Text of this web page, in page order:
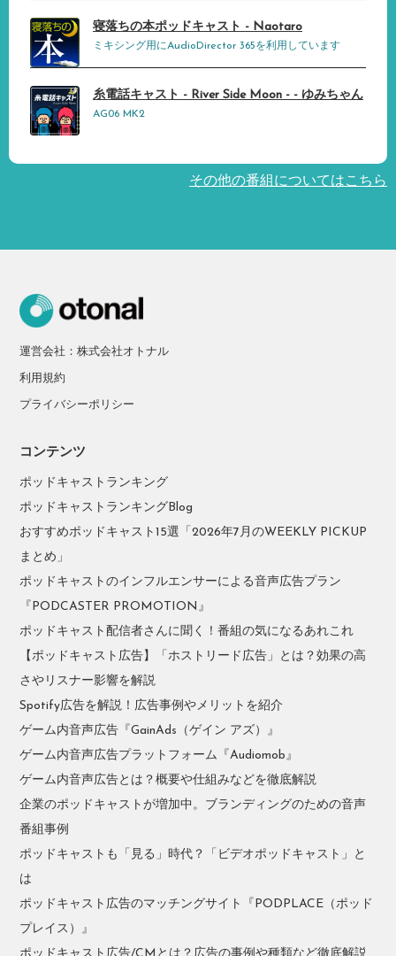
寝落ちの本ポッドキャスト - Naotaro
ミキシング用にAudioDirector 365を利用しています
糸電話キャスト - River Side Moon - - ゆみちゃん
AG06 MK2
その他の番組についてはこちら
運営会社：株式会社オトナル
利用規約
プライバシーポリシー
コンテンツ
ポッドキャストランキング
ポッドキャストランキングBlog
おすすめポッドキャスト15選「2026年7月のWEEKLY PICKUP
まとめ」
ポッドキャストのインフルエンサーによる音声広告プラン
『PODCASTER PROMOTION』
ポッドキャスト配信者さんに聞く！番組の気になるあれこれ
【ポッドキャスト広告】「ホストリード広告」とは？効果の高
さやリスナー影響を解説
Spotify広告を解説！広告事例やメリットを紹介
ゲーム内音声広告『GainAds（ゲイン アズ）』
ゲーム内音声広告プラットフォーム『Audiomob』
ゲーム内音声広告とは？概要や仕組みなどを徹底解説
企業のポッドキャストが増加中。ブランディングのための音声
番組事例
ポッドキャストも「見る」時代？「ビデオポッドキャスト」と
は
ポッドキャスト広告のマッチングサイト『PODPLACE（ポッド
プレイス）』